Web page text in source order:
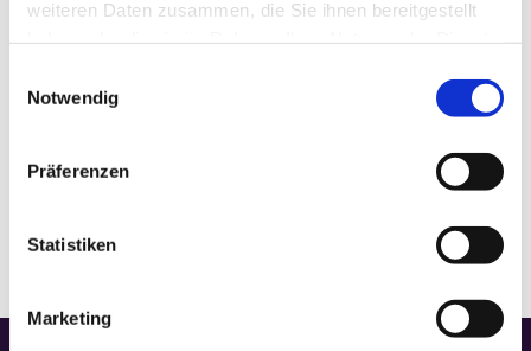
weiteren Daten zusammen, die Sie ihnen bereitgestellt
Notwendig
Präferenzen
Statistiken
Marketing
VERANSTALTUNGSORT
Gedächtniskapelle